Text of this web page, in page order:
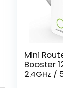
Mini
Booster
2.4GHz /